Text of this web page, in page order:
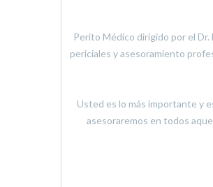
Perito Médico dirigido por el
periciales y asesoramiento
Usted es lo más importante y
asesoraremos en todos